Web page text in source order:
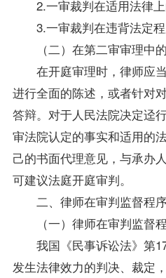
2.一审裁判在适用法律上
3.一审裁判在违背法定程
（二）在第二审审理中
在开庭审理时，律师应
进行全面的陈述，或者针对
答辩。对于人民法院决定迳
审法院认定的事实和适用的
己的书面代理意见，与承办
可建议法庭开庭审判。
二、律师在审判监督程
（一）律师在审判监督
我国《民事诉讼法》第
发生法律效力的判决、裁定